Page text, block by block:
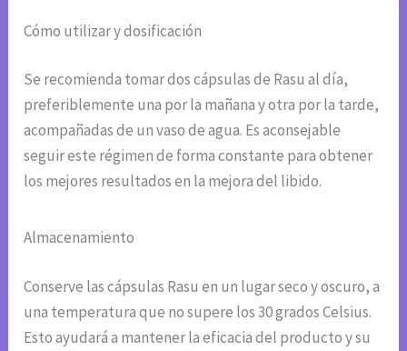
Cómo utilizar y dosificación
Se recomienda tomar dos cápsulas de Rasu al día,
preferiblemente una por la mañana y otra por la tarde,
acompañadas de un vaso de agua. Es aconsejable
seguir este régimen de forma constante para obtener
los mejores resultados en la mejora del libido.
Almacenamiento
Conserve las cápsulas Rasu en un lugar seco y oscuro, a
una temperatura que no supere los 30 grados Celsius.
Esto ayudará a mantener la eficacia del producto y su